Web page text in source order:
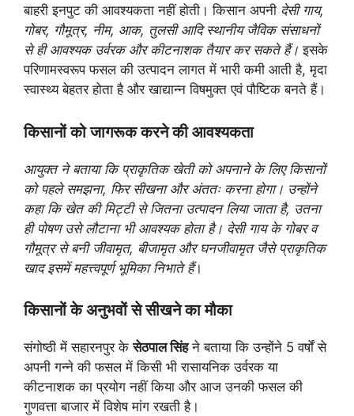
बाहरी इनपुट की आवश्यकता नहीं होती। किसान अपनी देसी गाय,
गोबर, गौमूत्र, नीम, आक, तुलसी आदि स्थानीय जैविक संसाधनों
से ही आवश्यक उर्वरक और कीटनाशक तैयार कर सकते हैं। इसके
परिणामस्वरूप फसल की उत्पादन लागत में भारी कमी आती है, मृदा
स्वास्थ्य बेहतर होता है और खाद्यान्न विषमुक्त एवं पौष्टिक बनते हैं।
किसानों को जागरूक करने की आवश्यकता
आयुक्त ने बताया कि प्राकृतिक खेती को अपनाने के लिए किसानों
को पहले समझना, फिर सीखना और अंततः करना होगा। उन्होंने
कहा कि खेत की मिट्टी से जितना उत्पादन लिया जाता है, उतना
ही पोषण उसे लौटाना भी आवश्यक होता है। देसी गाय के गोबर व
गौमूत्र से बनी जीवामृत, बीजामृत और घनजीवामृत जैसे प्राकृतिक
खाद इसमें महत्त्वपूर्ण भूमिका निभाते हैं।
किसानों के अनुभवों से सीखने का मौका
संगोष्ठी में सहारनपुर केसेठपाल सिंहने बताया कि उन्होंने 5 वर्षों से
अपनी गन्ने की फसल में किसी भी रासायनिक उर्वरक या
कीटनाशक का प्रयोग नहीं किया और आज उनकी फसल की
गुणवत्ता बाजार में विशेष मांग रखती है।